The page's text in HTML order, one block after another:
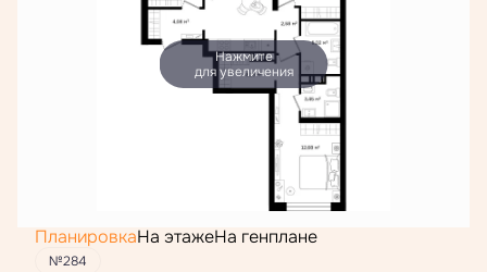
Нажмите
для увеличения
ПланировкаНа этажеНа генплане
№284